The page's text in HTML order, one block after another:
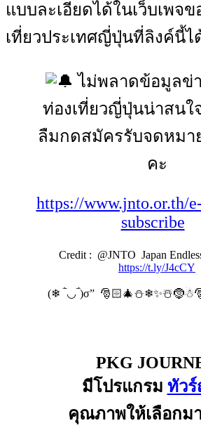
แบบละเอียดได้ในเว็บเพจ
เที่ยวประเทศญี่ปุ่นที่ลิงค์นี้ไ
ไม่พลาดข้อมูลข่
ท่องเที่ยวญี่ปุ่นน่าสนใ
ลืมกดสมัครรับจดหมา
คะ
https://www.jnto.or.th/
subscribe
Credit : @JNTO Japan
https://t.ly/J4cCY
(❄ ‾̀◡‾́)σ”
PKG
มีโปรแกรม ทัว
คุณภาพให้เลือกม